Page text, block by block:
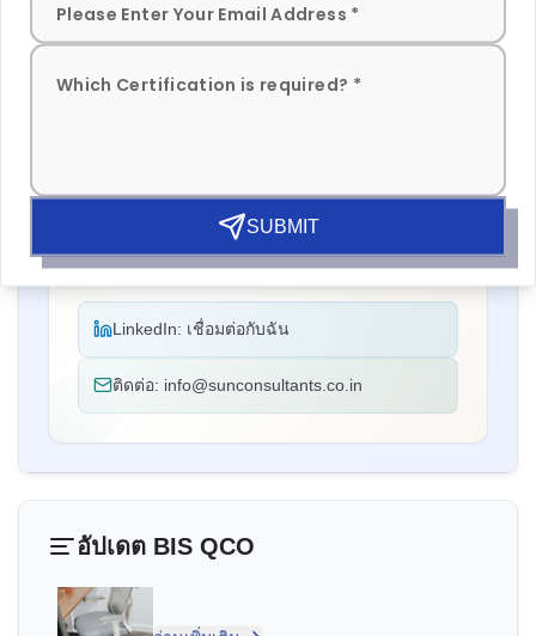
Dhruv Aggarwal
หัวหน้าฝ่ายปฏิบัติการที่ Sun Certifications India
ได้รับรางวัลจากองค์กรอินเดียและนานาชาติ
LinkedIn: เชื่อมต่อกับฉัน
ติดต่อ: info@sunconsultants.co.in
อัปเดต BIS QCO
การรับรอง BIS สำหรับเก้าอี้ทำงาน
พวกเขาได้รับความไว้วางใจจากเรา เป็นหนึ่งในที่
ปรึกษา BIS ที่ดีที่สุดในอินเดีย!”
ประเทศไทย
Sun Certifications India ให้การสนับสนุนเราตลอด
กระบวนการรับรอง BIS บริการลูกค้าที่ตอบสนองและ
ยิ่งสำหรับการรับรอง BIS ที่ไม่มีปัญหา
คุณ Jun Min Sim
Leaderart Industries, ผู้ถือใบอนุญาต BIS ใน
มาเลเซีย
BIS เพิ่มการมีส่วนร่วมในอินเดียเป็นสองเท่า บริการ
ของพวกเขาเร็ว จริงใจ และทันสมัยกับมาตรฐาน BIS
ล่าสุด”
SUBMIT